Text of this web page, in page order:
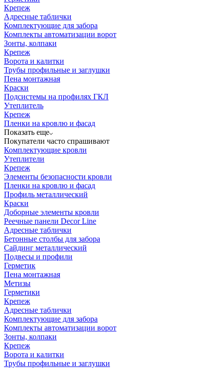
Крепеж
Адресные таблички
Комплектующие для забора
Комплекты автоматизации ворот
Зонты, колпаки
Крепеж
Ворота и калитки
Трубы профильные и заглушки
Пена монтажная
Краски
Подсистемы на профилях ГКЛ
Утеплитель
Крепеж
Пленки на кровлю и фасад
Показать еще
Покупатели часто спрашивают
Комплектующие кровли
Утеплители
Крепеж
Элементы безопасности кровли
Пленки на кровлю и фасад
Профиль металлический
Краски
Доборные элементы кровли
Реечные панели Decor Line
Адресные таблички
Бетонные столбы для забора
Сайдинг металлический
Подвесы и профили
Герметик
Пена монтажная
Метизы
Герметики
Крепеж
Адресные таблички
Комплектующие для забора
Комплекты автоматизации ворот
Зонты, колпаки
Крепеж
Ворота и калитки
Трубы профильные и заглушки